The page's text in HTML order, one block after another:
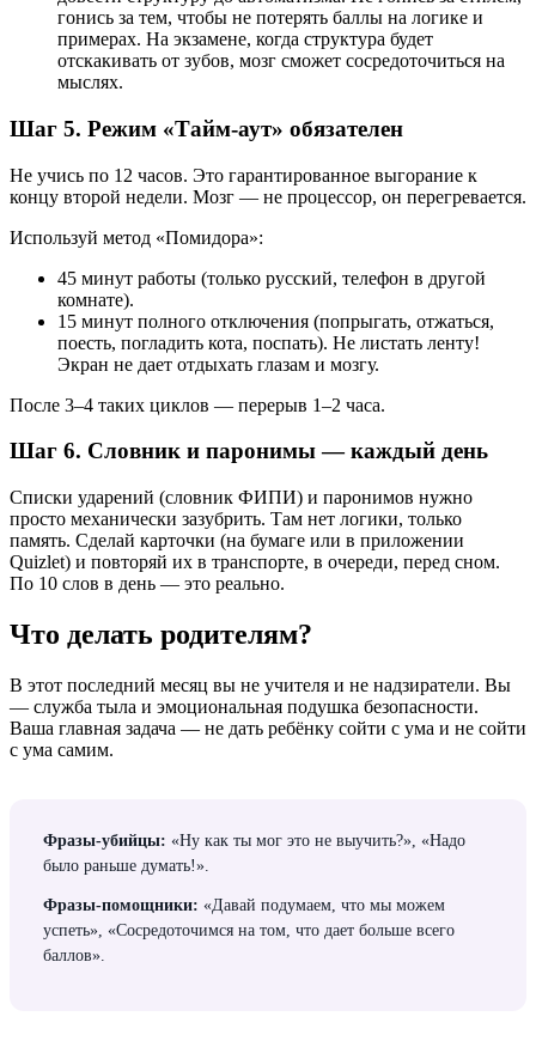
гонись за тем, чтобы не потерять баллы на логике и
примерах. На экзамене, когда структура будет
отскакивать от зубов, мозг сможет сосредоточиться на
мыслях.
Шаг 5. Режим «Тайм-аут» обязателен
Не учись по 12 часов. Это гарантированное выгорание к
концу второй недели. Мозг — не процессор, он перегревается.
Используй метод «Помидора»:
45 минут работы (только русский, телефон в другой
комнате).
15 минут полного отключения (попрыгать, отжаться,
поесть, погладить кота, поспать). Не листать ленту!
Экран не дает отдыхать глазам и мозгу.
После 3–4 таких циклов — перерыв 1–2 часа.
Шаг 6. Словник и паронимы — каждый день
Списки ударений (словник ФИПИ) и паронимов нужно
просто механически зазубрить. Там нет логики, только
память. Сделай карточки (на бумаге или в приложении
Quizlet) и повторяй их в транспорте, в очереди, перед сном.
По 10 слов в день — это реально.
Что делать родителям?
В этот последний месяц вы не учителя и не надзиратели. Вы
— служба тыла и эмоциональная подушка безопасности.
Ваша главная задача — не дать ребёнку сойти с ума и не сойти
с ума самим.
Фразы-убийцы: «Ну как ты мог это не выучить?», «Надо
было раньше думать!».
Фразы-помощники: «Давай подумаем, что мы можем
успеть», «Сосредоточимся на том, что дает больше всего
баллов».